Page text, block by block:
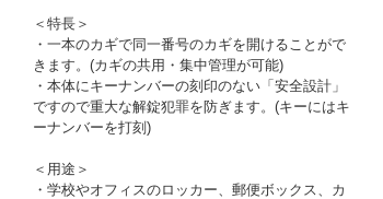
＜特長＞
・一本のカギで同一番号のカギを開けることがで
きます。(カギの共用・集中管理が可能)
・本体にキーナンバーの刻印のない「安全設計」
ですので重大な解錠犯罪を防ぎます。(キーにはキ
ーナンバーを打刻)
＜用途＞
・学校やオフィスのロッカー、郵便ボックス、カ